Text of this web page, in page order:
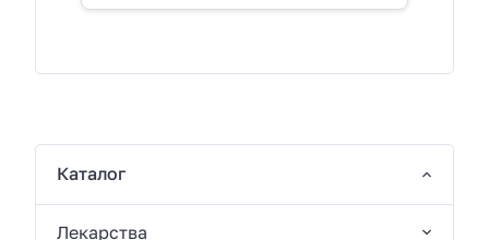
Каталог
Лекарства